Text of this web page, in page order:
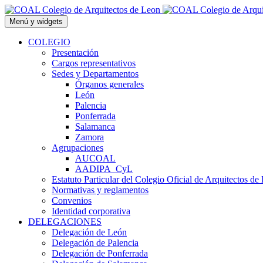
Saltar
al
contenido
Menú y widgets
COLEGIO
Presentación
Cargos representativos
Sedes y Departamentos
Órganos generales
León
Palencia
Ponferrada
Salamanca
Zamora
Agrupaciones
AUCOAL
AADIPA_CyL
Estatuto Particular del Colegio Oficial de Arquitectos de
Normativas y reglamentos
Convenios
Identidad corporativa
DELEGACIONES
Delegación de León
Delegación de Palencia
Delegación de Ponferrada